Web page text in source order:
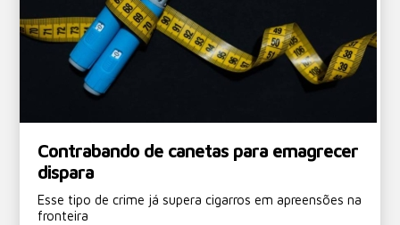
Contrabando de canetas para emagrecer
dispara
Esse tipo de crime já supera cigarros em apreensões na
fronteira